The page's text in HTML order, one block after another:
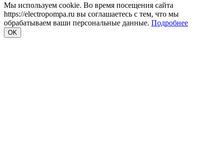
Мы используем cookie. Во время посещения сайта
https://electropompa.ru вы соглашаетесь с тем, что мы
обрабатываем ваши персональные данные. Подробнее
OK